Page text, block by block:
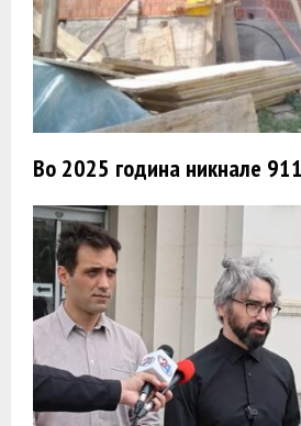
Во 2025 година никнале